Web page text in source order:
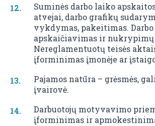
Suminės darbo laiko
atvejai, darbo grafikų
vykdymas, pakeitimas.
apskaičiavimas ir nukrypimų
Nereglamentuotų teisės
įforminimas įmonėje ar
Pajamos natūra – grėsmės,
įvairovė.
Darbuotojų motyvavimo
įforminimas ir